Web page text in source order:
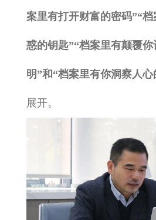
案里有打开财富的密码”“档
惑的钥匙”“档案里有颠覆
明”和“档案里有你洞察人心
展开。